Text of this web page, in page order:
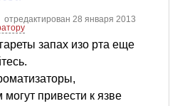
отредактирован 28 января 2013
запах изо рта еще
привести к язве